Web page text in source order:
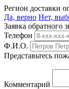
Регион доставки
Да, верно Нет,
Заявка обратного
Телефон
Ф.И.О.
Представьтесь
Комментарий